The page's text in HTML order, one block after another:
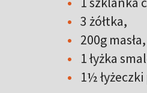
3 żółtka,
200g masła,
1 łyżka
1½